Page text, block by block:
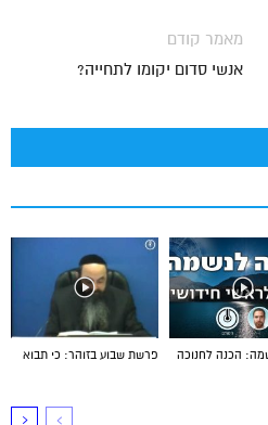
מאמר קודם
אנשי סדום יקומו לתחייה?
פרשת שבוע בזוהר: כי תבוא הכנה לחנוכה